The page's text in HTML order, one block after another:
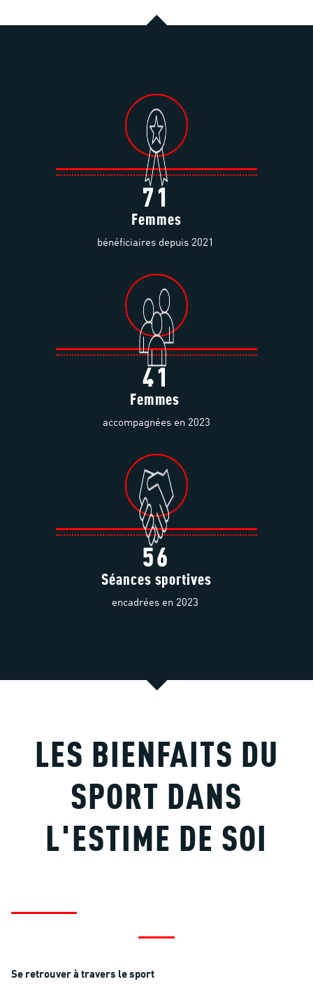
71
Femmes
bénéficiaires depuis 2021
41
Femmes
accompagnées en 2023
56
Séances sportives
encadrées en 2023
LES BIENFAITS DU
SPORT DANS
L'ESTIME DE SOI
Se retrouver à travers le sport